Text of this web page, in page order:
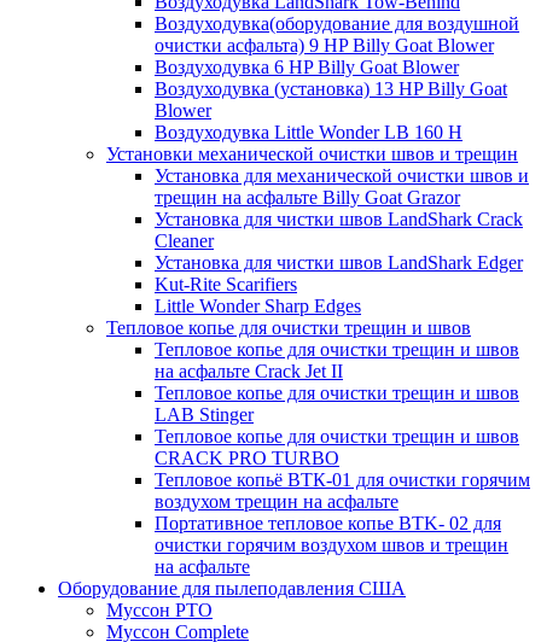
Воздуходувка(оборудование для воздушной
очистки асфальта) 9 HP Billy Goat Blower
Воздуходувка 6 HP Billy Goat Blower
Воздуходувка (установка) 13 HP Billy Goat
Blower
Воздуходувка Little Wonder LB 160 H
Установки механической очистки швов и трещин
Установка для механической очистки швов и
трещин на асфальте Billy Goat Grazor
Установка для чистки швов LandShark Crack
Cleaner
Установка для чистки швов LandShark Edger
Kut-Rite Scarifiers
Little Wonder Sharp Edges
Тепловое копье для очистки трещин и швов
Тепловое копье для очистки трещин и швов
на асфальте Crack Jet II
Тепловое копье для очистки трещин и швов
LAB Stinger
Тепловое копье для очистки трещин и швов
CRACK PRO TURBO
Тепловое копьё ВТК-01 для очистки горячим
воздухом трещин на асфальте
Портативное тепловое копье BTK- 02 для
очистки горячим воздухом швов и трещин
на асфальте
Оборудование для пылеподавления США
Муссон PTO
Муссон Complete